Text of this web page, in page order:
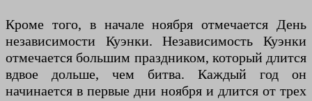
Кроме того, в начале ноября отмечается День
независимости Куэнки. Независимость Куэнки
отмечается большим праздником, который длится
вдвое дольше, чем битва. Каждый год он
начинается в первые дни ноября и длится от трех